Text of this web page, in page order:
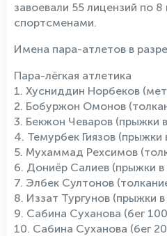
завоевали 55 лицензий по
спортсменами.
Имена пара-атлетов в
Пара-лёгкая атлетика
1. Хусниддин Норбеков
2. Бобуржон Омонов
3. Бекжон Чеваров (прыжки
4. Темурбек Гиязов (прыжки
5. Мухаммад Рехсимов
6. Дониёр Салиев (прыжки в
7. Элбек Султонов
8. Иззат Тургунов (прыжки
9. Сабина Суханова (бег
10. Сабина Суханова (бег